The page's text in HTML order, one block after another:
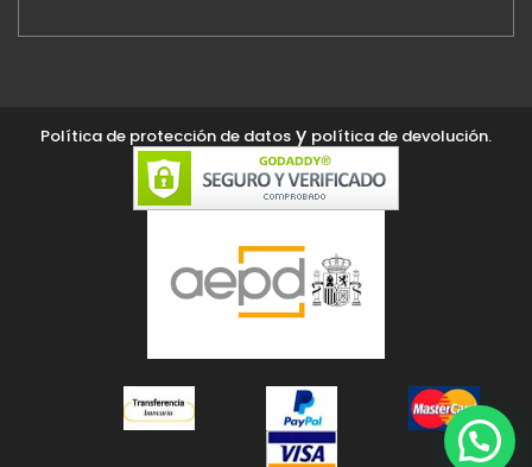
Política de protección de datos y política de devolución.